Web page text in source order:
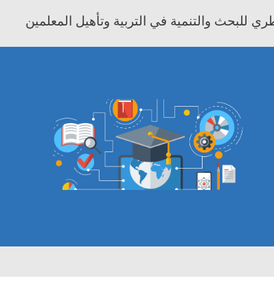
للبحث والتنمية في التربية وتأهيل المعلمين